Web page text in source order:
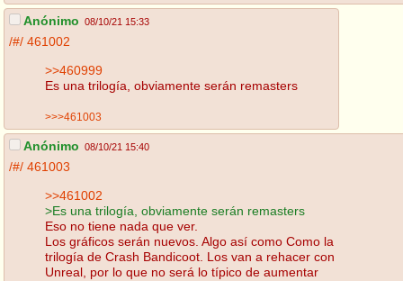
Anónimo 08/10/21 15:33
/#/ 461002
>>460999
Es una trilogía, obviamente serán remasters
>>>461003
Anónimo 08/10/21 15:40
/#/ 461003
>>461002
>Es una trilogía, obviamente serán remasters
Eso no tiene nada que ver.
Los gráficos serán nuevos. Algo así como Como la
trilogía de Crash Bandicoot. Los van a rehacer con
Unreal, por lo que no será lo típico de aumentar